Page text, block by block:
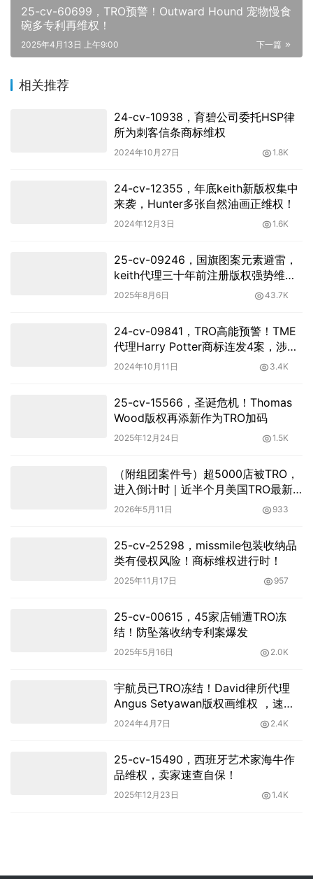
25-cv-60699，TRO预警！Outward Hound 宠物慢食
碗多专利再维权！
下一篇
2025年4月13日 上午9:00
相关推荐
24-cv-10938，育碧公司委托HSP律
所为刺客信条商标维权
2024年10月27日 1.8K
24-cv-12355，年底keith新版权集中
来袭，Hunter多张自然油画正维权！
2024年12月3日 1.6K
25-cv-09246，国旗图案元素避雷，
keith代理三十年前注册版权强势维
权！
2025年8月6日 43.7K
24-cv-09841，TRO高能预警！TME
代理Harry Potter商标连发4案，涉及
数百店铺！
2024年10月11日 3.4K
25-cv-15566，圣诞危机！Thomas
Wood版权再添新作为TRO加码
2025年12月24日 1.5K
（附组团案件号）超5000店被TRO，
进入倒计时｜近半个月美国TRO最新
动态
2026年5月11日 933
25-cv-25298，missmile包装收纳品
类有侵权风险！商标维权进行时！
2025年11月17日 957
25-cv-00615，45家店铺遭TRO冻
结！防坠落收纳专利案爆发
2025年5月16日 2.0K
宇航员已TRO冻结！David律所代理
Angus Setyawan版权画维权 ，速排
查！
2024年4月7日 2.4K
25-cv-15490，西班牙艺术家海牛作
品维权，卖家速查自保！
2025年12月23日 1.4K